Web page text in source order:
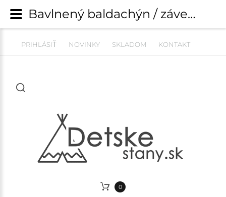
PRIHLÁSIŤ NOVINKY SKLADOM KONTAKT
0
Bavlnený baldachýn / závesný stan (275 cm) - krémový | Závesné stany, baldachýny, nebesá | detskestany.sk